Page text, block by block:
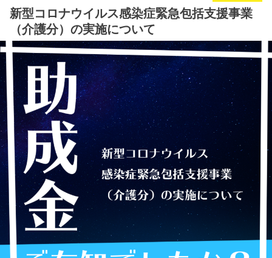
新型コロナウイルス感染症緊急包括支援事業
（介護分）の実施について